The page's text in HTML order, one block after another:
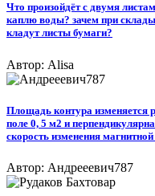
Что произойдёт с двумя
каплю воды? зачем при
кладут листы бумаги?
Автор: Alisa
Площадь контура изменяется
поле 0, 5 м2 и
скорость изменения
Автор: Андрееевич787